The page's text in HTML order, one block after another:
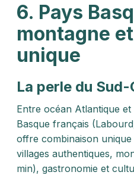
6. Pays
montagne
unique
La perle du
Entre océan Atlantique
Basque français
offre combinaison
villages authentiques,
min), gastronomie et